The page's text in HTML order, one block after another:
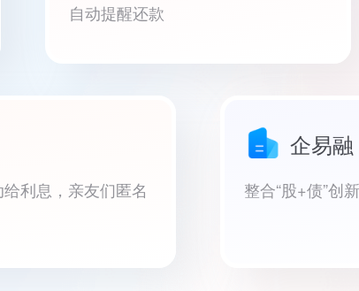
自动提醒还款
利息，亲友们匿名
企易融
整合“股+债”创